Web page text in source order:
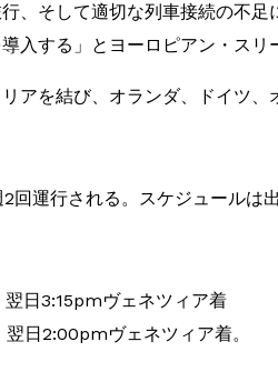
行、そして適切な列車接続の不
入する」とヨーロピアン・スリ
アを結び、オランダ、ドイツ、
回運行される。スケジュールは
日3:15pmヴェネツィア着
日2:00pmヴェネツィア着。